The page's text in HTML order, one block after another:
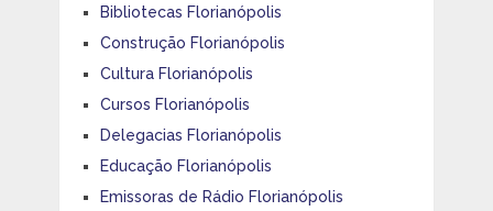
Bibliotecas Florianópolis
Construção Florianópolis
Cultura Florianópolis
Cursos Florianópolis
Delegacias Florianópolis
Educação Florianópolis
Emissoras de Rádio Florianópolis